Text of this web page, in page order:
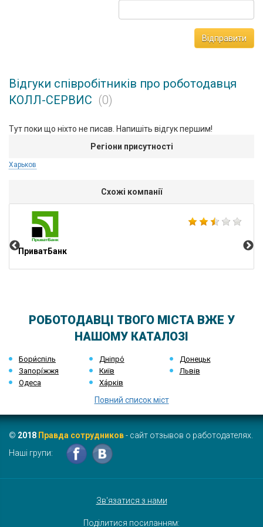
Відправити
Відгуки співробітників про роботодавця
КОЛЛ-СЕРВИС (0)
Тут поки що ніхто не писав. Напишіть відгук першим!
Регіони присутності
Харьков
Схожі компанії
ПриватБанк
РОБОТОДАВЦІ ТВОГО МІСТА ВЖЕ У
НАШОМУ КАТАЛОЗІ
Бори́спіль Дніпро́
Донецьк
Запорі́жжя
Київ
Львів
Одеса
Ха́рків
Повний список міст
© 2018 Правда сотрудников- сайт отзывов о работодателях.
Наші групи:
Зв'язатися з нами
Поділитися посиланням: